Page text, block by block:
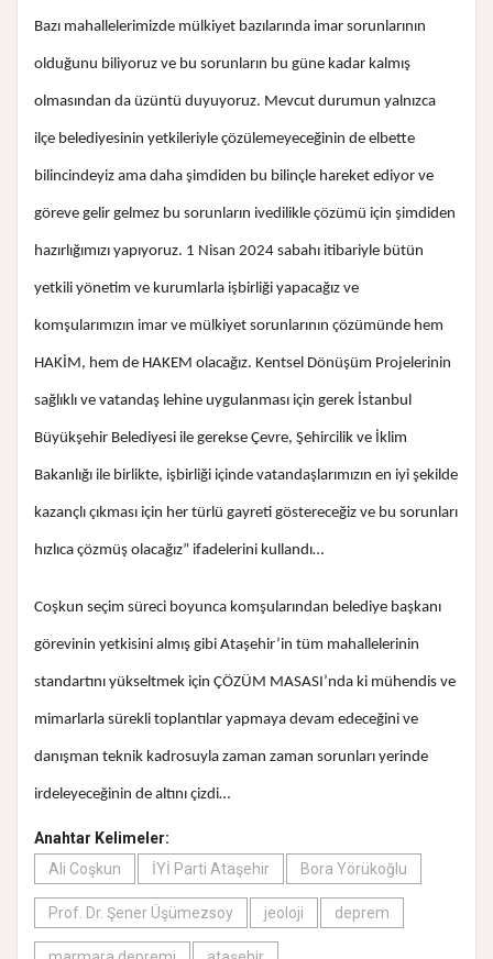
Bazı mahallelerimizde mülkiyet bazılarında imar sorunlarının
olduğunu biliyoruz ve bu sorunların bu güne kadar kalmış
olmasından da üzüntü duyuyoruz. Mevcut durumun yalnızca
ilçe belediyesinin yetkileriyle çözülemeyeceğinin de elbette
bilincindeyiz ama daha şimdiden bu bilinçle hareket ediyor ve
göreve gelir gelmez bu sorunların ivedilikle çözümü için şimdiden
hazırlığımızı yapıyoruz. 1 Nisan 2024 sabahı itibariyle bütün
yetkili yönetim ve kurumlarla işbirliği yapacağız ve
komşularımızın imar ve mülkiyet sorunlarının çözümünde hem
HAKİM, hem de HAKEM olacağız. Kentsel Dönüşüm Projelerinin
sağlıklı ve vatandaş lehine uygulanması için gerek İstanbul
Büyükşehir Belediyesi ile gerekse Çevre, Şehircilik ve İklim
Bakanlığı ile birlikte, işbirliği içinde vatandaşlarımızın en iyi şekilde
kazançlı çıkması için her türlü gayreti göstereceğiz ve bu sorunları
hızlıca çözmüş olacağız” ifadelerini kullandı…
Coşkun seçim süreci boyunca komşularından belediye başkanı
görevinin yetkisini almış gibi Ataşehir’in tüm mahallelerinin
standartını yükseltmek için ÇÖZÜM MASASI’nda ki mühendis ve
mimarlarla sürekli toplantılar yapmaya devam edeceğini ve
danışman teknik kadrosuyla zaman zaman sorunları yerinde
irdeleyeceğinin de altını çizdi…
Anahtar Kelimeler:
Ali Coşkun
İYİ Parti Ataşehir Bora Yörükoğlu
Prof. Dr. Şener Üşümezsoy jeoloji deprem